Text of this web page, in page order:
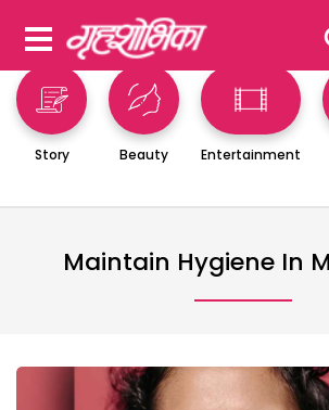
Story Beauty Entertainment
Maintain Hygiene In